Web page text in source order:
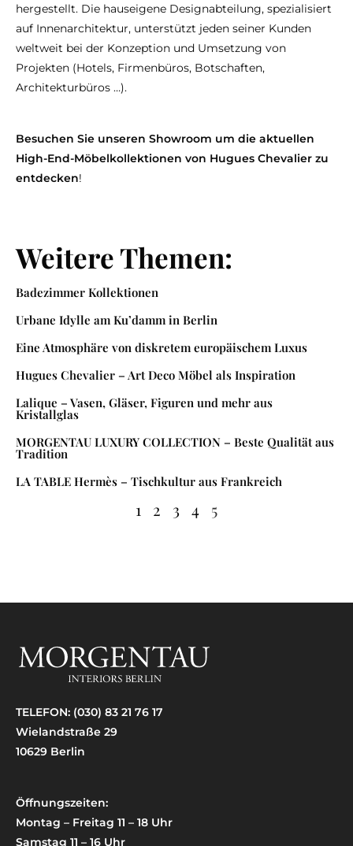
hergestellt. Die hauseigene Designabteilung, spezialisiert
auf Innenarchitektur, unterstützt jeden seiner Kunden
weltweit bei der Konzeption und Umsetzung von
Projekten (Hotels, Firmenbüros, Botschaften,
Architekturbüros …).
Besuchen Sie unseren Showroom um die aktuellen
High-End-Möbelkollektionen von Hugues Chevalier zu
entdecken!
Weitere Themen:
Badezimmer Kollektionen
Urbane Idylle am Ku’damm in Berlin
Eine Atmosphäre von diskretem europäischem Luxus
Hugues Chevalier – Art Deco Möbel als Inspiration
Lalique – Vasen, Gläser, Figuren und mehr aus
Kristallglas
MORGENTAU LUXURY COLLECTION – Beste Qualität aus
Tradition
LA TABLE Hermès – Tischkultur aus Frankreich
1 2 3 4 5
TELEFON: (030) 83 21 76 17
Wielandstraße 29
10629 Berlin
Öffnungszeiten:
Montag – Freitag 11 – 18 Uhr
Samstag 11 – 16 Uhr